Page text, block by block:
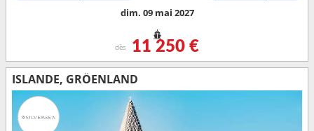
dim. 09 mai 2027
dès 11 250 €
ISLANDE, GRÖENLAND